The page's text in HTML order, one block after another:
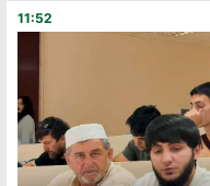
11:52